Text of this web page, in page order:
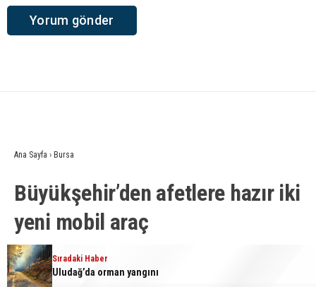
Sıradaki Haber
Uludağ’da orman yangını
Ana Sayfa › Bursa
Büyükşehir’den afetlere hazır iki
yeni mobil araç
Giriş: 06-08-2026 18:56
Güncelleme: 06-08-2026 18:56
Kaynak: İHA